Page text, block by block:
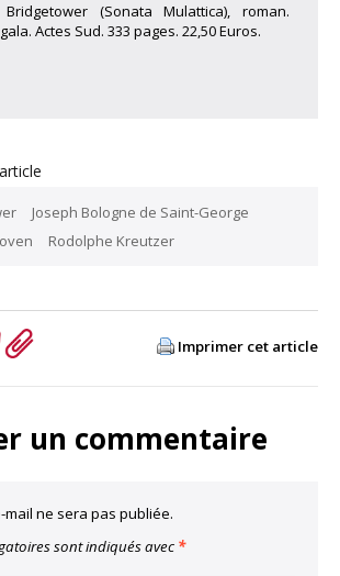
(Sonata Mulattica), roman.
Actes Sud. 333 pages. 22,50 Euros.
Joseph Bologne de Saint-George
Rodolphe Kreutzer
Imprimer cet article
un commentaire
ne sera pas publiée.
sont indiqués avec *